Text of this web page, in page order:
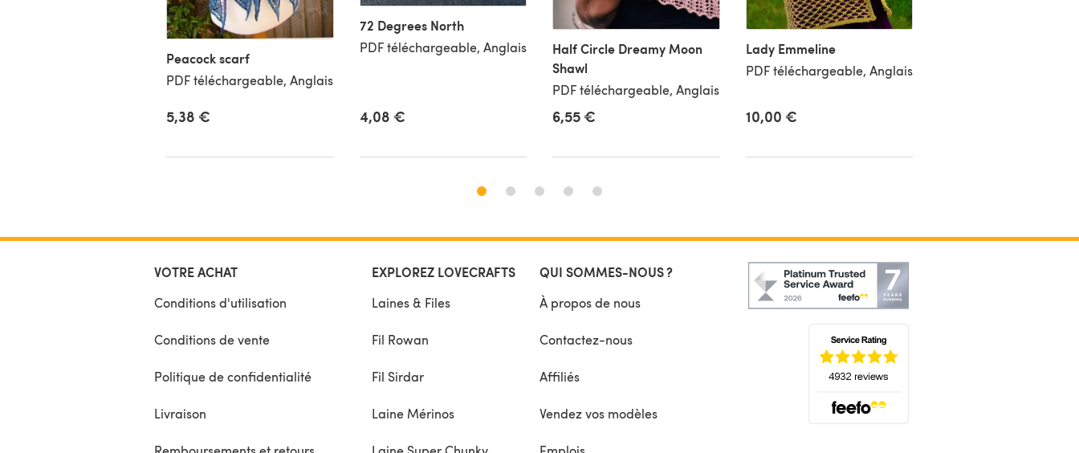
Peacock scarf
PDF téléchargeable, Anglais
5,38 €
72 Degrees North
PDF téléchargeable, Anglais
4,08 €
Half Circle Dreamy Moon
Shawl
PDF téléchargeable, Anglais
6,55 €
Lady Emmeline
PDF téléchargeable, Anglais
10,00 €
VOTRE ACHAT
Conditions d'utilisation
Conditions de vente
Politique de confidentialité
Livraison
EXPLOREZ LOVECRAFTS
Laines & Files
Fil Rowan
Fil Sirdar
Laine Mérinos
QUI SOMMES-NOUS ?
À propos de nous
Contactez-nous
Affiliés
Vendez vos modèles